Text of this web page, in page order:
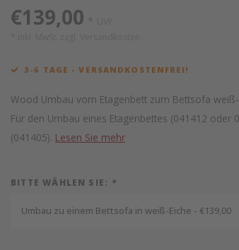
€139,00
3-6 TAGE - VERSANDKOSTENFREI!
Wood Umbau vom Etagenbett zum Bettsofa weiß-
Für den Umbau eines Etagenbettes (041412 oder
(041405). Lesen Sie mehr
BITTE WÄHLEN SIE: *
Umbau zu einem Bettsofa in weiß-Eiche - €139,00